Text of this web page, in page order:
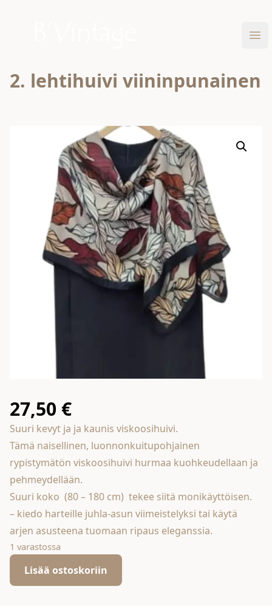
2. lehtihuivi viininpunainen
27,50 €
Suuri kevyt ja ja kaunis viskoosihuivi.
Tämä naisellinen, luonnonkuitupohjainen
rypistymätön viskoosihuivi hurmaa kuohkeudellaan ja
pehmeydellään.
Suuri koko (80 – 180 cm) tekee siitä monikäyttöisen.
– kiedo harteille juhla-asun viimeistelyksi tai käytä
arjen asusteena tuomaan ripaus eleganssia.
1 varastossa
2.
lehtihuivi
Lisää ostoskoriin